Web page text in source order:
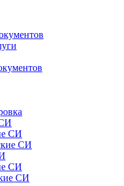
СИ
СИ
СИ
СИ